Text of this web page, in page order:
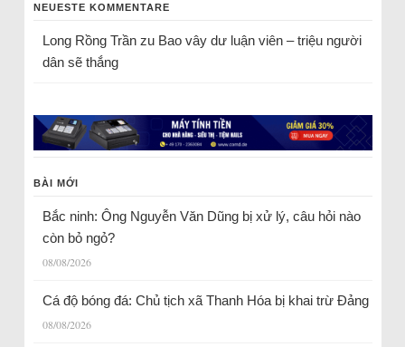
NEUESTE KOMMENTARE
Long Rồng Trầnzu Bao vây dư luận viên – triệu người
dân sẽ thắng
BÀI MỚI
Bắc ninh: Ông Nguyễn Văn Dũng bị xử lý, câu hỏi nào
còn bỏ ngỏ?
08/08/2026
Cá độ bóng đá: Chủ tịch xã Thanh Hóa bị khai trừ Đảng
08/08/2026